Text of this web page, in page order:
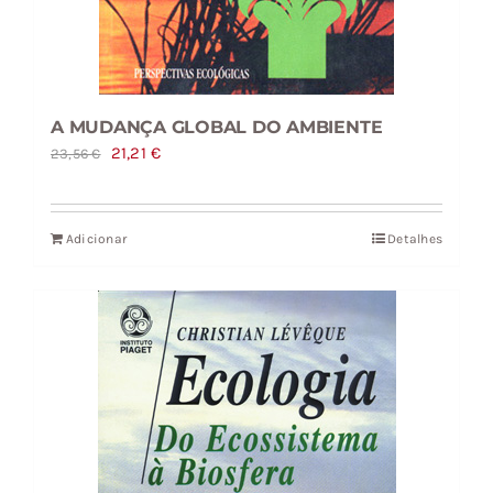
A MUDANÇA GLOBAL DO AMBIENTE
23,56€
O
original
era:
21,21€O
atual
Adicionar Detalhes